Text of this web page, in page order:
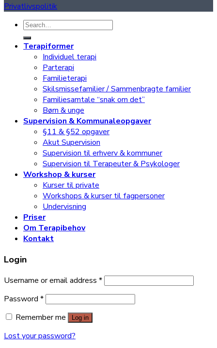
Privatlivspolitik
Search
for:
Terapiformer
Individuel terapi
Parterapi
Familieterapi
Skilsmissefamilier / Sammenbragte familier
Familiesamtale “snak om det”
Børn & unge
Supervision & Kommunaleopgaver
§11 & §52 opgaver
Akut Supervision
Supervision til erhverv & kommuner
Supervision til Terapeuter & Psykologer
Workshop & kurser
Kurser til private
Workshops & kurser til fagpersoner
Undervisning
Priser
Om Terapibehov
Kontakt
Login
Username or email address *
Password *
Remember me
Log in
Lost your password?